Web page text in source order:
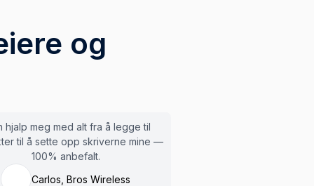
og
hjalp meg med alt fra å legge til
til å sette opp skriverne mine —
100% anbefalt.
Carlos, Bros Wireless